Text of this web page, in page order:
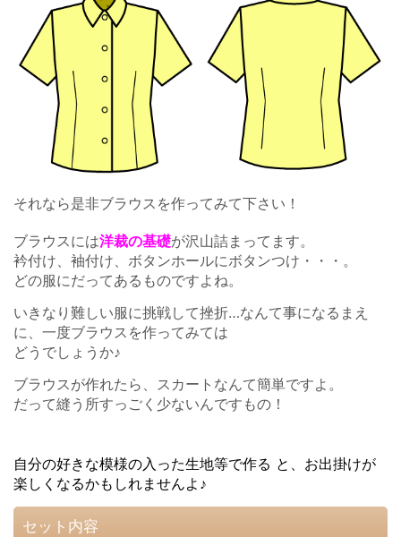
それなら是非ブラウスを作ってみて下さい！
ブラウスには洋裁の基礎が沢山詰まってます。
衿付け、袖付け、ボタンホールにボタンつけ・・・。
どの服にだってあるものですよね。
いきなり難しい服に挑戦して挫折…なんて事になるまえ
に、一度ブラウスを作ってみては
どうでしょうか♪
ブラウスが作れたら、スカートなんて簡単ですよ。
だって縫う所すっごく少ないんですもの！
自分の好きな模様の入った生地等で作る と、お出掛けが
楽しくなるかもしれませんよ♪
セット内容